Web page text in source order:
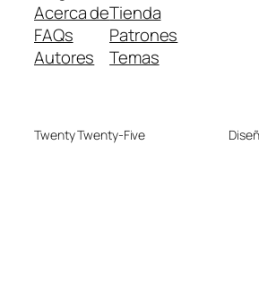
Acerca de
FAQs
Autores
Tienda
Patrones
Temas
Twenty Twenty-Five